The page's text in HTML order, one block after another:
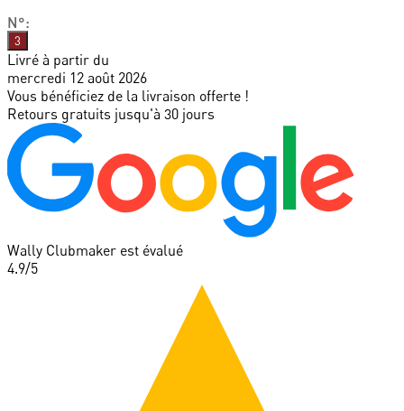
N°:
3
Livré à partir du
mercredi 12 août 2026
Vous bénéficiez de la livraison offerte !
Retours gratuits jusqu'à 30 jours
Wally Clubmaker est évalué
4.9/5